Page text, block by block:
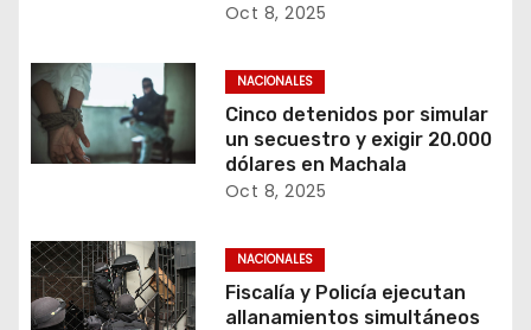
Oct 8, 2025
NACIONALES
Cinco detenidos por simular
un secuestro y exigir 20.000
dólares en Machala
Oct 8, 2025
NACIONALES
Fiscalía y Policía ejecutan
allanamientos simultáneos